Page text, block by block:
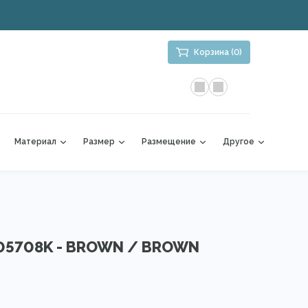
Корзина (0)
Материал Размер Размещение Другое
- BROWN / BROWN